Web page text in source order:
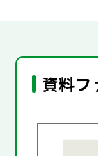
資料フ